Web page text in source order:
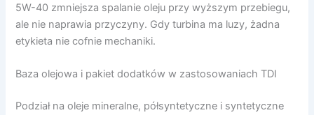
5W-40 zmniejsza spalanie oleju przy wyższym przebiegu,
ale nie naprawia przyczyny. Gdy turbina ma luzy, żadna
etykieta nie cofnie mechaniki.
Baza olejowa i pakiet dodatków w zastosowaniach TDI
Podział na oleje mineralne, półsyntetyczne i syntetyczne